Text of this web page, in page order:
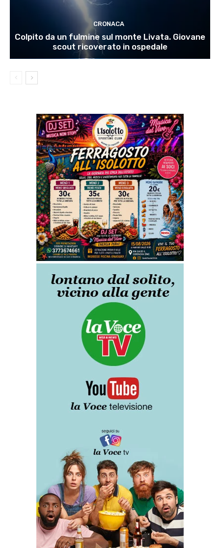
CRONACA
Colpito da un fulmine sul monte Livata. Giovane
scout ricoverato in ospedale